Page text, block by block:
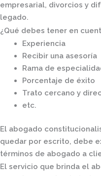
empresarial, divorcios y
legado.
¿Qué debes tener en
Experiencia
Recibir una asesoría
Rama de
Porcentaje de éxito
Trato cercano y
etc.
El abogado
quedar por escrito, debe
términos de abogado a
El servicio que brinda el